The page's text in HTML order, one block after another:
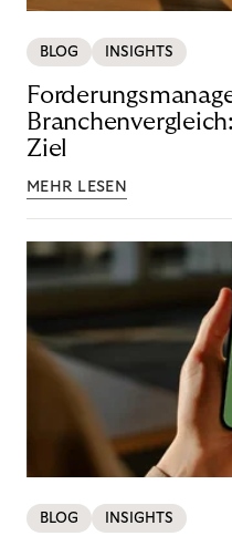
BLOG INSIGHTS
Ziel
MEHR LESEN
BLOG INSIGHTS